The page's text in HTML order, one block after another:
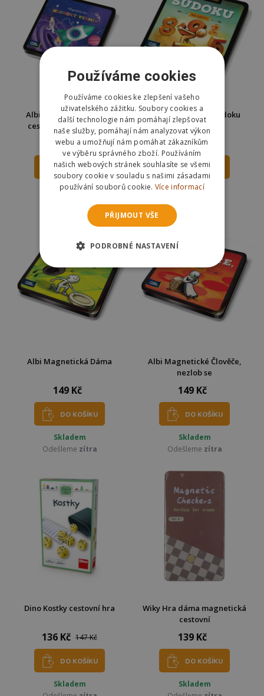
Albi Magnetická hra na
cesty - Hluboký vesmír
149 Kč
DO KOŠÍKU
Skladem
zítra
Albi Magnetické Sudoku
149 Kč
DO KOŠÍKU
Skladem
Odešleme
Albi Magnetická Dáma
149 Kč
DO KOŠÍKU
Skladem
Odešleme zítra
Albi Magnetické Člověče,
nezlob se
149 Kč
DO KOŠÍKU
Skladem
Odešleme zítra
Dino Kostky cestovní hra
136 Kč 147 Kč
DO KOŠÍKU
Skladem
Wiky Hra dáma magnetická
cestovní
139 Kč
DO KOŠÍKU
Skladem
Používáme cookies
Používáme cookies ke zlepšení vašeho
uživatelského zážitku. Soubory cookies a
další technologie nám pomáhají zlepšovat
naše služby, pomáhají nám analyzovat výkon
webu a umožňují nám pomáhat zákazníkům
ve výběru správného zboží. Používáním
našich webových stránek souhlasíte se všemi
soubory cookie v souladu s našimi zásadami
používání souborů cookie. Více informací
PŘIJMOUT VŠE
PODROBNÉ NASTAVENÍ